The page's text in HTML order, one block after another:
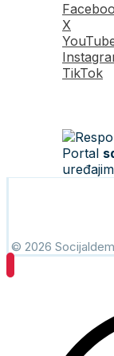
X
TikTok
Portal
© 2026